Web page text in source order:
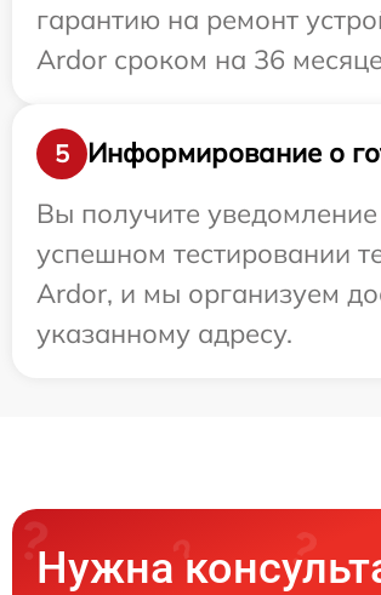
гарантию на ремонт
Ardor сроком на 36
5
Информирование о
Вы получите
успешном тестировании
Ardor, и мы организуем
указанному адресу.
Нужна